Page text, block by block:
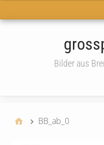
Bilder aus
BB_ab_0